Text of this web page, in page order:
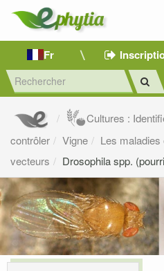
Fr
Cultures :
contrôler
Vigne Les
vecteurs
Drosophila spp.